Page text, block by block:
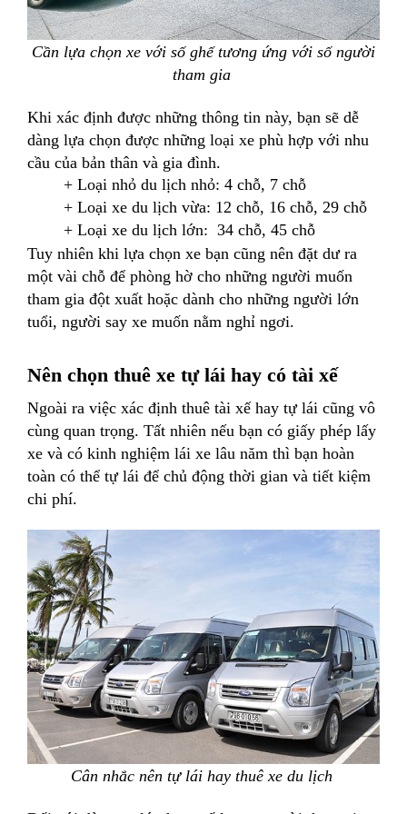
Cần lựa chọn xe với số ghế tương ứng với số người
tham gia
Khi xác định được những thông tin này, bạn sẽ dễ
dàng lựa chọn được những loại xe phù hợp với nhu
cầu của bản thân và gia đình.
+ Loại nhỏ du lịch nhỏ: 4 chỗ, 7 chỗ
+ Loại xe du lịch vừa: 12 chỗ, 16 chỗ, 29 chỗ
+ Loại xe du lịch lớn: 34 chỗ, 45 chỗ
Tuy nhiên khi lựa chọn xe bạn cũng nên đặt dư ra
một vài chỗ để phòng hờ cho những người muốn
tham gia đột xuất hoặc dành cho những người lớn
tuổi, người say xe muốn nằm nghỉ ngơi.
Nên chọn thuê xe tự lái hay có tài xế
Ngoài ra việc xác định thuê tài xế hay tự lái cũng vô
cùng quan trọng. Tất nhiên nếu bạn có giấy phép lấy
xe và có kinh nghiệm lái xe lâu năm thì bạn hoàn
toàn có thể tự lái để chủ động thời gian và tiết kiệm
chi phí.
Cân nhắc nên tự lái hay thuê xe du lịch